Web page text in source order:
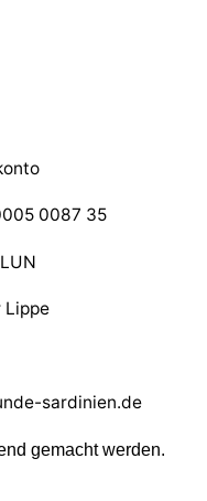
0087 35
Lippe
sardinien.de
gemacht werden.